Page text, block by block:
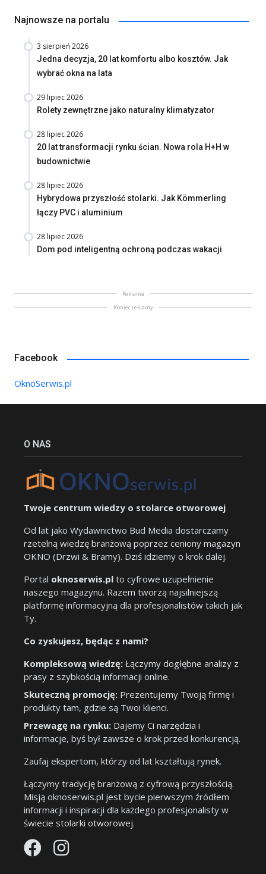
Najnowsze na portalu
3 sierpień 2026
Jedna decyzja, 20 lat komfortu albo kosztów. Jak
wybrać okna na lata
29 lipiec 2026
Rolety zewnętrzne jako naturalny klimatyzator
28 lipiec 2026
20 lat transformacji rynku ścian. Nowa rola H+H w
budownictwie
28 lipiec 2026
Hybrydowa przyszłość stolarki. Jak Kömmerling
łączy PVC i aluminium
28 lipiec 2026
Dom pod inteligentną ochroną podczas wakacji
Reklama
Koniec reklamy
Facebook
OknoSerwis.pl
O NAS
Twoje centrum wiedzy o stolarce otworowej
Od lat jako Wydawnictwo Bud Media dostarczamy
rzetelną wiedzę branżową poprzez ceniony magazyn
OKNO (Drzwi & Bramy). Dziś idziemy o krok dalej.
Portal oknoserwis.pl to cyfrowe uzupełnienie
naszego magazynu. Razem tworzą najsilniejszą
platformę informacyjną dla profesjonalistów takich jak
Ty.
Co zyskujesz, będąc z nami?
Kompleksową wiedzę: Łączymy dogłębne analizy z
prasy z szybkością informacji online.
Skuteczną promocję: Prezentujemy Twoją firmę i
produkty tam, gdzie są Twoi klienci.
Przewagę na rynku: Dajemy Ci narzędzia i
informacje, byś był zawsze o krok przed konkurencją.
Zaufaj ekspertom, którzy od lat kształtują rynek.
Łączymy tradycję branżową z cyfrową przyszłością.
Misją oknoserwis.pl jest bycie pierwszym źródłem
informacji i inspiracji dla każdego profesjonalisty w
świecie stolarki otworowej.